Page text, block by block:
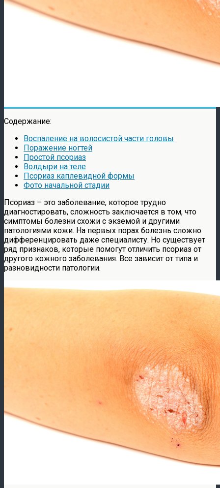
Содержание:
Воспаление на волосистой части головы
Поражение ногтей
Простой псориаз
Волдыри на теле
Псориаз каплевидной формы
Фото начальной стадии
Псориаз – это заболевание, которое трудно
диагностировать, сложность заключается в том, что
симптомы болезни схожи с экземой и другими
патологиями кожи. На первых порах болезнь сложно
дифференцировать даже специалисту. Но существует
ряд признаков, которые помогут отличить псориаз от
другого кожного заболевания. Все зависит от типа и
разновидности патологии.